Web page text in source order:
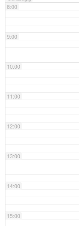
8:00
9:00
10:00
11:00
12:00
13:00
14:00
15:00